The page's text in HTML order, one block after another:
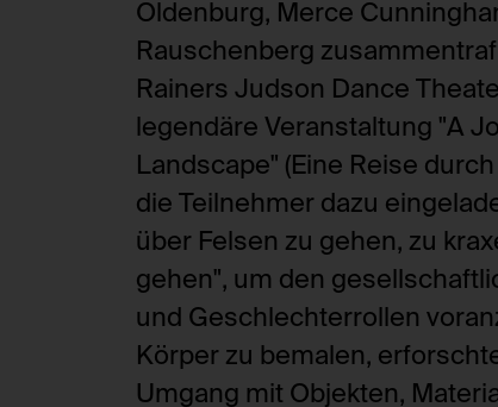
Oldenburg, Merce
Rauschenberg
Rainers Judson Dance
legendäre Veranstaltung "A
Landscape" (Eine Reise
die Teilnehmer dazu
über Felsen zu gehen, zu
gehen", um den
und Geschlechterrollen
Körper zu bemalen,
Umgang mit Objekten,